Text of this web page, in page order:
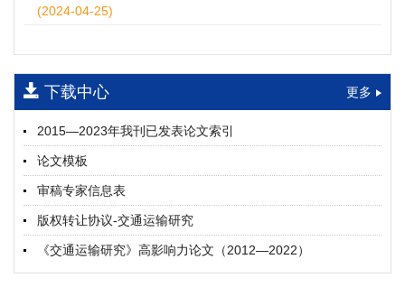
师瑞峰, 程龙飞, 张凌志, 王亚彬, 刘状壮
2026, 12(3): 137-150.https://doi.org/10.16503/j.cnki.2095-
9931.2026.03.011
摘要 (15) HTML(13)
基于TimeXer模型的高速公路服务区充电负荷预测
孙偲赫, 宋国华, 朱子俊, 范鹏飞, 石莹
2026, 12(3): 151-162.
9931.2026.03.012
摘要 (21) HTML(21)
多层能源供给网络下高速公路系统韧性提升方法
郝泉霖, 兰富安, 赖波, 陈立栋, 宋志英, 郑帅
(2024-04-25)
下载中心 更多
2015—2023年我刊已发表论文索引
论文模板
审稿专家信息表
版权转让协议-交通运输研究
《交通运输研究》高影响力论文（2012—2022）